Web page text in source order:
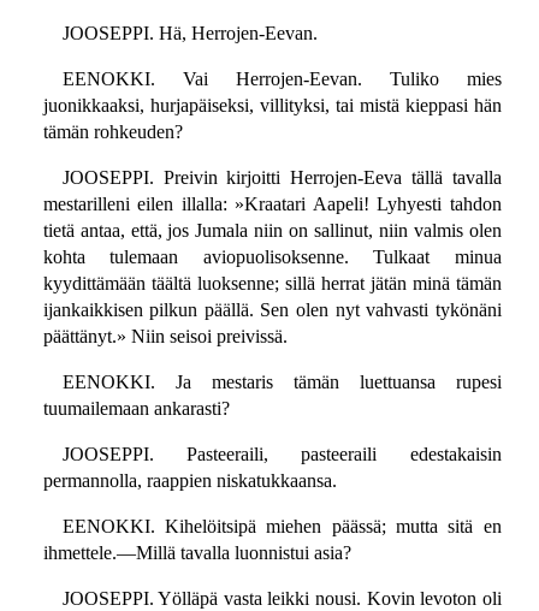
JOOSEPPI. Hä, Herrojen-Eevan.
EENOKKI. Vai Herrojen-Eevan. Tuliko mies
juonikkaaksi, hurjapäiseksi, villityksi, tai mistä kieppasi hän
tämän rohkeuden?
JOOSEPPI. Preivin kirjoitti Herrojen-Eeva tällä tavalla
mestarilleni eilen illalla: »Kraatari Aapeli! Lyhyesti tahdon
tietä antaa, että, jos Jumala niin on sallinut, niin valmis olen
kohta tulemaan aviopuolisoksenne. Tulkaat minua
kyydittämään täältä luoksenne; sillä herrat jätän minä tämän
ijankaikkisen pilkun päällä. Sen olen nyt vahvasti tykönäni
päättänyt.» Niin seisoi preivissä.
EENOKKI. Ja mestaris tämän luettuansa rupesi
tuumailemaan ankarasti?
JOOSEPPI. Pasteeraili, pasteeraili edestakaisin
permannolla, raappien niskatukkaansa.
EENOKKI. Kihelöitsipä miehen päässä; mutta sitä en
ihmettele.—Millä tavalla luonnistui asia?
JOOSEPPI. Yölläpä vasta leikki nousi. Kovin levoton oli